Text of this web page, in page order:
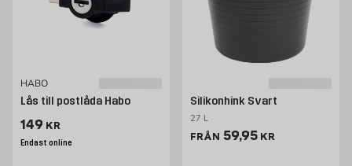
HABO
Lås till postlåda Habo
Pris 149 kr
149 KR
Endast online
Silikonhink Svart
27 L
FRÅN Pris 59.95 kr
59,95 KR